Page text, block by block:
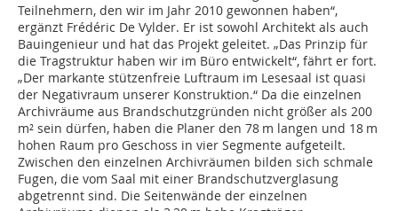
Teilnehmern, den wir im Jahr 2010 gewonnen haben“,
ergänzt Frédéric De Vylder. Er ist sowohl Architekt als auch
Bauingenieur und hat das Projekt geleitet. „Das Prinzip für
die Tragstruktur haben wir im Büro entwickelt“, fährt er fort.
„Der markante stützenfreie Luftraum im Lesesaal ist quasi
der Negativraum unserer Konstruktion.“ Da die einzelnen
Archivräume aus Brandschutzgründen nicht größer als 200
m² sein dürfen, haben die Planer den 78 m langen und 18 m
hohen Raum pro Geschoss in vier Segmente aufgeteilt.
Zwischen den einzelnen Archivräumen bilden sich schmale
Fugen, die vom Saal mit einer Brandschutzverglasung
abgetrennt sind. Die Seitenwände der einzelnen